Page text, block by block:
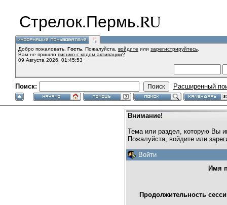
Стрелок.Пермь.RU
Добро пожаловать, Гость . Пожалуйста, войдите или зарегистрируйтесь
Вам не пришло письмо с кодом активации?
09 Августа 2026, 01:45:53
Поиск: Расширенный
Внимание!
Тема или раздел, которую Вы
Пожалуйста, войдите или
Войти
Имя
Продолжительность